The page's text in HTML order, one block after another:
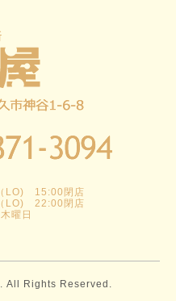
LO) 15:00閉店
LO) 22:00閉店
曜日
. All Rights Reserved.